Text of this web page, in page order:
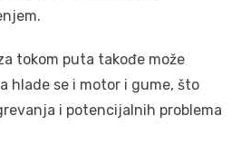
tokom puta takođe može
hlade se i motor i gume, što
i potencijalnih problema